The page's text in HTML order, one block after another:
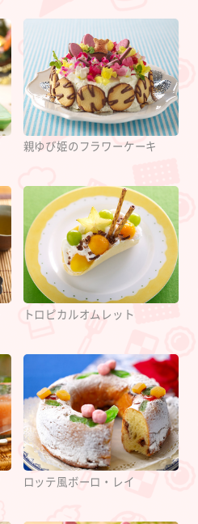
親ゆび姫のフラワーケーキ
トロピカルオムレット
ロッテ風ボーロ・レイ